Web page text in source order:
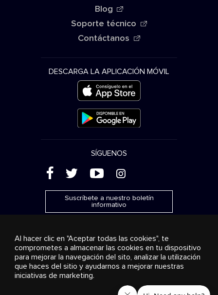
Blog
Soporte técnico
Contáctanos
DESCARGA LA APLICACIÓN MÓVIL
SÍGUENOS
( ' + &
Suscríbete a nuestro boletín
informativo
Publicidad Transmisión y distribución
Productos de
consumo
Soluciones empresariales Radio
Sobre
nosotros
© 2018-2025 Stingray Group Inc. Todos los derechos
Al hacer clic en "Aceptar todas las cookies", te
comprometes a almacenar las cookies en tu dispositivo
para mejorar la navegación del sito, analizar la utilización
que haces del sitio y ayudarnos a mejorar nuestras
iniciativas de marketing.